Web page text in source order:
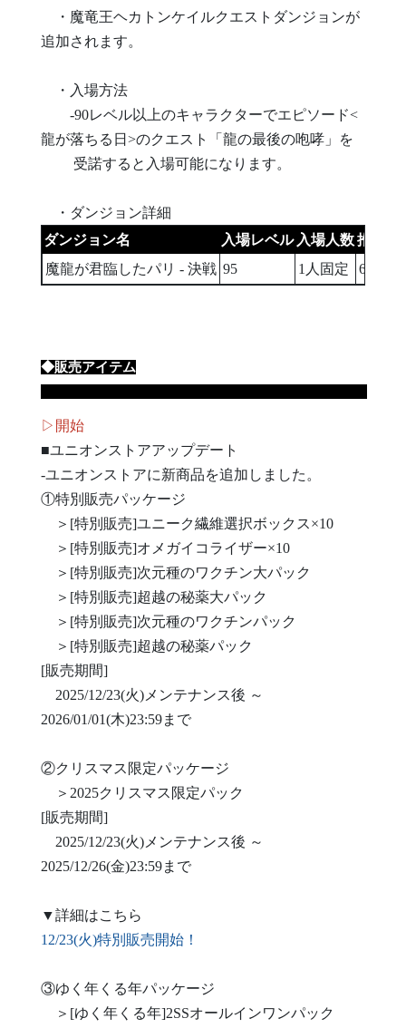
・魔竜王ヘカトンケイルクエストダンジョンが
追加されます。
・入場方法
-90レベル以上のキャラクターでエピソード<
龍が落ちる日>のクエスト「龍の最後の咆哮」を
受諾すると入場可能になります。
・ダンジョン詳細
ダンジョン名
入場レベル 入場人数推奨総
魔龍が君臨したパリ - 決戦 95 1人固定
◆販売アイテム
▷開始
■ユニオンストアアップデート
-ユニオンストアに新商品を追加しました。
①特別販売パッケージ
＞[特別販売]ユニーク繊維選択ボックス×10
＞[特別販売]オメガイコライザー×10
＞[特別販売]次元種のワクチン大パック
＞[特別販売]超越の秘薬大パック
＞[特別販売]次元種のワクチンパック
＞[特別販売]超越の秘薬パック
[販売期間]
2025/12/23(火)メンテナンス後 ～
2026/01/01(木)23:59まで
②クリスマス限定パッケージ
＞2025クリスマス限定パック
[販売期間]
2025/12/23(火)メンテナンス後 ～
2025/12/26(金)23:59まで
▼詳細はこちら
12/23(火)特別販売開始！
③ゆく年くる年パッケージ
＞[ゆく年くる年]2SSオールインワンパック